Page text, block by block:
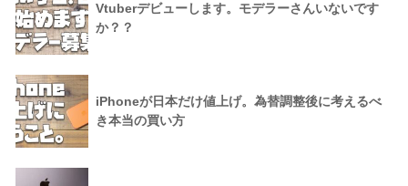
Vtuberデビューします。モデラーさんいないです
か？？
iPhoneが日本だけ値上げ。為替調整後に考えるべ
き本当の買い方